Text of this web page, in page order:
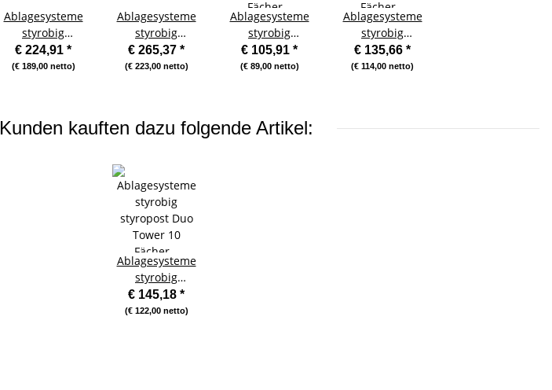
Ablagesysteme
styrobig
styropost Trio
Tower 18 Fächer
€ 224,91 *
(€ 189,00 netto)
Ablagesysteme
styrobig
styropost Trio
Tower 21 Fächer
€ 265,37 *
(€ 223,00 netto)
Ablagesysteme
styrobig
styropost Trio
Tower 6 Fächer
€ 105,91 *
(€ 89,00 netto)
Ablagesysteme
styrobig
styropost Trio
Tower 9 Fächer
€ 135,66 *
(€ 114,00 netto)
Kunden kauften dazu folgende Artikel:
Ablagesysteme
styrobig
styropost Duo
Tower 10 Fächer
€ 145,18 *
(€ 122,00 netto)